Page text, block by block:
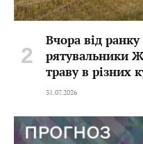
Вчора від
рятувальники
траву в різних
31.07.2026